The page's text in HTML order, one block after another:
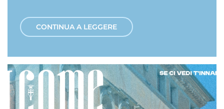
CONTINUA A LEGGERE